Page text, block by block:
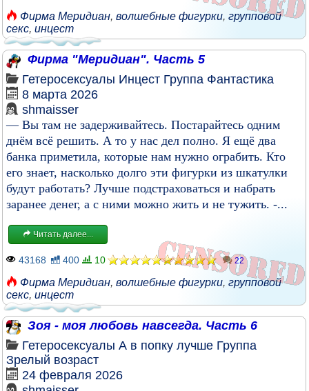
Фирма Меридиан, волшебные фигурки, групповой
секс, инцест
Фирма "Меридиан". Часть 5
Гетеросексуалы Инцест Группа Фантастика
8 марта 2026
shmaisser
— Вы там не задерживайтесь. Постарайтесь одним
днём всё решить. А то у нас дел полно. Я ещё два
банка приметила, которые нам нужно ограбить. Кто
его знает, насколько долго эти фигурки из шкатулки
будут работать? Лучше подстраховаться и набрать
заранее денег, а с ними можно жить и не тужить. -...
Читать далее...
43168 400 10 22
Фирма Меридиан, волшебные фигурки, групповой
секс, инцест
Зоя - моя любовь навсегда. Часть 6
Гетеросексуалы А в попку лучше Группа
Зрелый возраст
24 февраля 2026